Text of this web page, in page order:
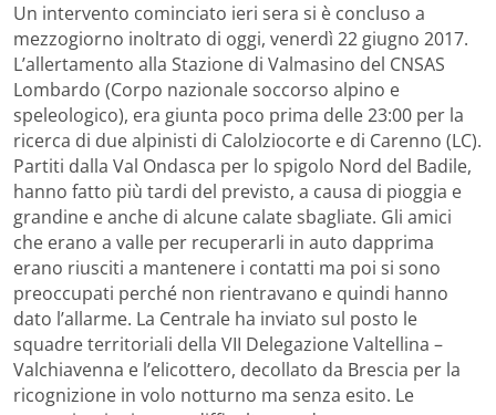
Un intervento cominciato ieri sera si è concluso a
mezzogiorno inoltrato di oggi, venerdì 22 giugno 2017.
L’allertamento alla Stazione di Valmasino del CNSAS
Lombardo (Corpo nazionale soccorso alpino e
speleologico), era giunta poco prima delle 23:00 per la
ricerca di due alpinisti di Calolziocorte e di Carenno (LC).
Partiti dalla Val Ondasca per lo spigolo Nord del Badile,
hanno fatto più tardi del previsto, a causa di pioggia e
grandine e anche di alcune calate sbagliate. Gli amici
che erano a valle per recuperarli in auto dapprima
erano riusciti a mantenere i contatti ma poi si sono
preoccupati perché non rientravano e quindi hanno
dato l’allarme. La Centrale ha inviato sul posto le
squadre territoriali della VII Delegazione Valtellina –
Valchiavenna e l’elicottero, decollato da Brescia per la
ricognizione in volo notturno ma senza esito. Le